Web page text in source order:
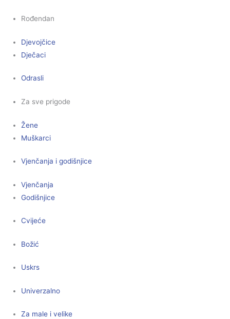
Rođendan
Djevojčice
Dječaci
Odrasli
Za sve prigode
Žene
Muškarci
Vjenčanja i godišnjice
Vjenčanja
Godišnjice
Cvijeće
Božić
Uskrs
Univerzalno
Za male i velike